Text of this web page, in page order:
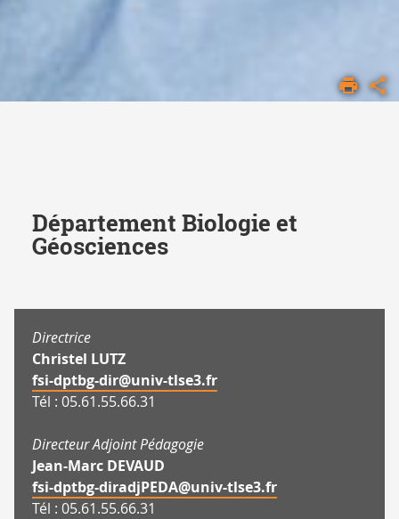
FSI
Département Biologie et
Géosciences
Directrice
Christel LUTZ
fsi-dptbg-dir@univ-tlse3.fr
Tél : 05.61.55.66.31
Directeur Adjoint Pédagogie
Jean-Marc DEVAUD
fsi-dptbg-diradjPEDA@univ-tlse3.fr
Tél : 05.61.55.66.31